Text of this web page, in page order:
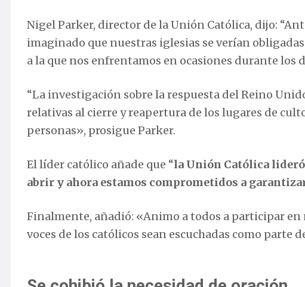
Nigel Parker, director de la Unión Católica, dijo:
imaginado que nuestras iglesias se verían
a la que nos enfrentamos en ocasiones durante los
“La investigación sobre la respuesta del Reino
relativas al cierre y reapertura de los lugares de
personas», prosigue Parker.
El líder católico añade que “la Unión Católica
abrir y ahora estamos comprometidos a
Finalmente, añadió: «Animo a todos a participar en
voces de los católicos sean escuchadas como parte